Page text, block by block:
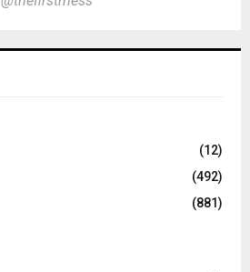
(12)
(492)
(881)